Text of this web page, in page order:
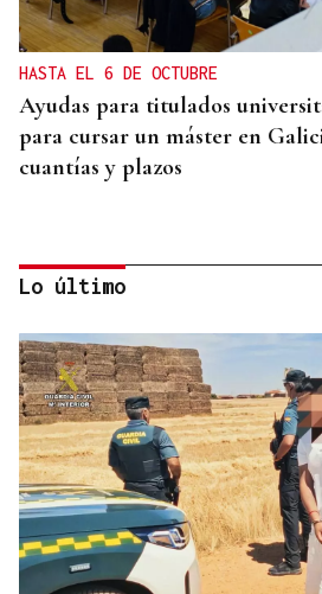
HASTA EL 6 DE OCTUBRE
Ayudas para titulados
para cursar un máster en
cuantías y plazos
CUENTA CON ANTECEDENTES
Despliegue policial en
atrincherado en su vivienda
Lo último